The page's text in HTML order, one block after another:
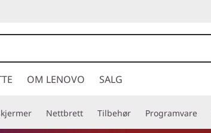
OM LENOVO SALG
Nettbrett Tilbehør Programvare